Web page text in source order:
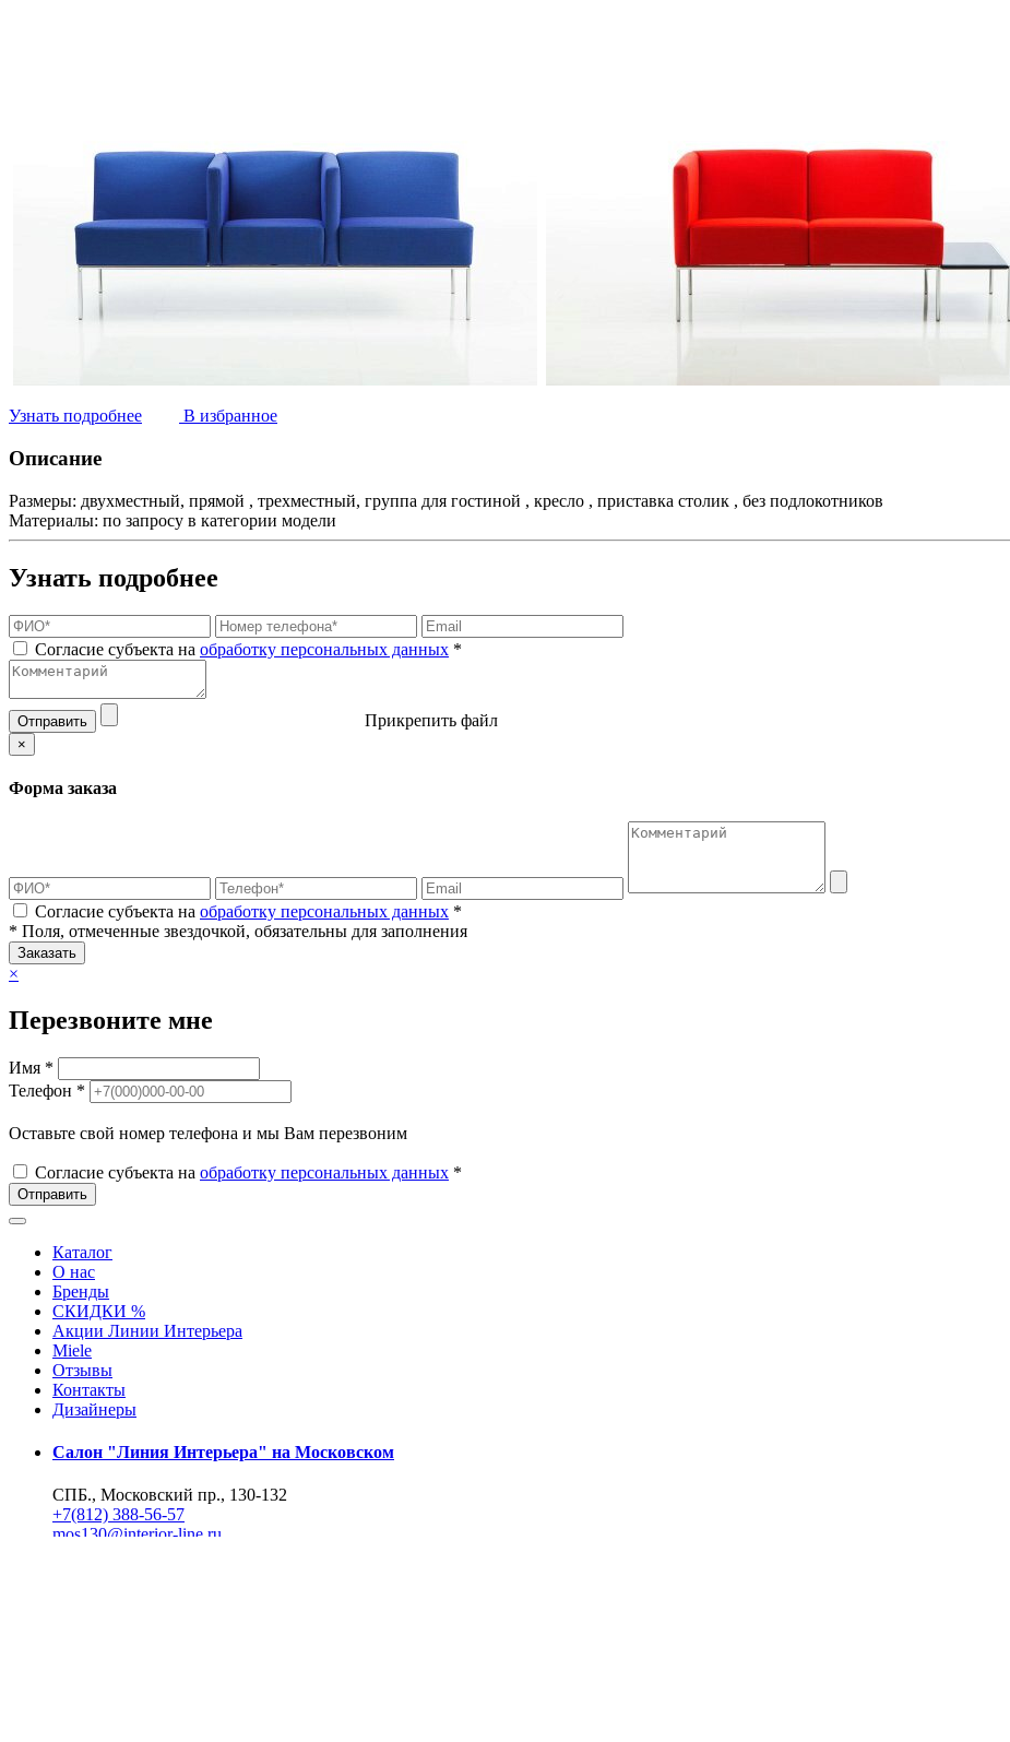
Узнать подробнее В избранное
Описание
Размеры: двухместный, прямой , трехместный, группа для гостиной , кресло , приставка столик , без подлокотников
Материалы: по запросу в категории модели
Узнать подробнее
Согласие субъекта на обработку персональных данных *
Отправить Прикрепить файл
×
Форма заказа
Согласие субъекта на обработку персональных данных *
* Поля, отмеченные звездочкой, обязательны для заполнения
Заказать
×
Перезвоните мне
Имя *
Телефон *
Оставьте свой номер телефона и мы Вам перезвоним
Согласие субъекта на обработку персональных данных *
Отправить
Каталог
О нас
Бренды
СКИДКИ %
Акции Линии Интерьера
Miele
Отзывы
Контакты
Дизайнеры
Салон "Линия Интерьера" на Московском
СПБ., Московский пр., 130-132
+7(812) 388-56-57
mos130@interior-line.ru